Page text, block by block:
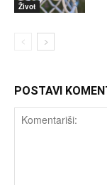
Život
POSTAVI